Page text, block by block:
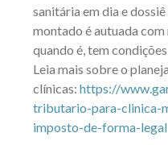
sanitária em dia e
montado é autuada
quando é, tem
Leia mais sobre o
clínicas: https://
tributario-para-clinica-
imposto-de-forma-legal